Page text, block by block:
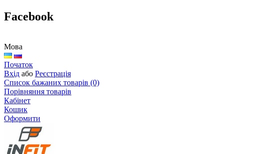
Facebook
Мова
Початок
Вхід або Реєстрація
Список бажаних товарів (0)
Порівняння товарів
Кабінет
Кошик
Оформити